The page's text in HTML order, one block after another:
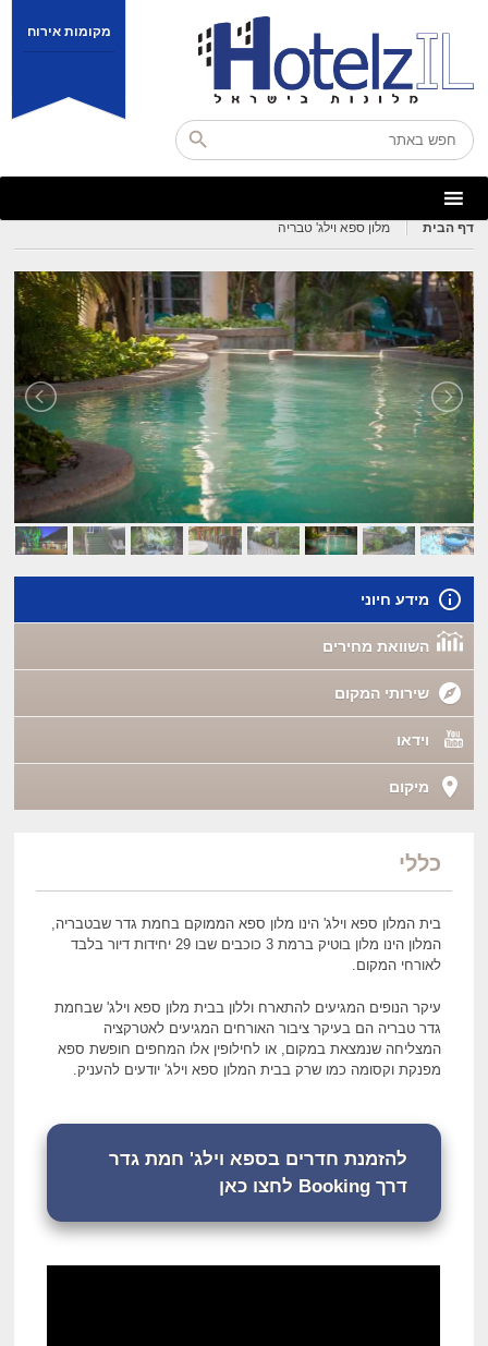
מקומות אירוח
דף הבית מלון ספא וילג' טבריה
מידע חיוני
השוואת מחירים
שירותי המקום
וידאו
מיקום
כללי
בית המלון ספא וילג' הינו מלון ספא הממוקם בחמת גדר שבטבריה,
המלון הינו מלון בוטיק ברמת 3 כוכבים שבו 29 יחידות דיור בלבד
לאורחי המקום.
עיקר הנופים המגיעים להתארח וללון בבית מלון ספא וילג' שבחמת
גדר טבריה הם בעיקר ציבור האורחים המגיעים לאטרקציה
המצליחה שנמצאת במקום, או לחילופין אלו המחפים חופשת ספא
מפנקת וקסומה כמו שרק בבית המלון ספא וילג' יודעים להעניק.
להזמנת חדרים בספא וילג' חמת גדר
דרך Booking לחצו כאן